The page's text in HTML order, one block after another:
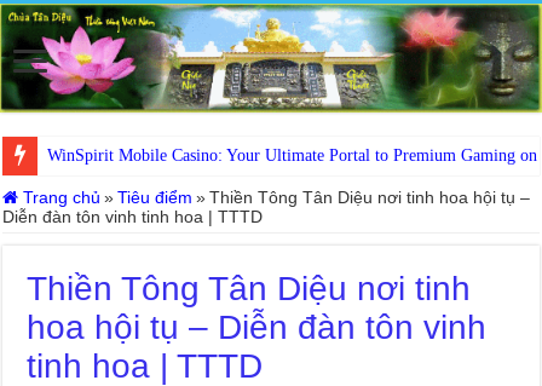
WinSpirit Mobile Casino: Your Ultimate Portal to Premium Gaming on
Trang chủ » Tiêu điểm » Thiền Tông Tân Diệu nơi tinh hoa hội tụ –
Diễn đàn tôn vinh tinh hoa | TTTD
Thiền Tông Tân Diệu nơi tinh
hoa hội tụ – Diễn đàn tôn vinh
tinh hoa | TTTD